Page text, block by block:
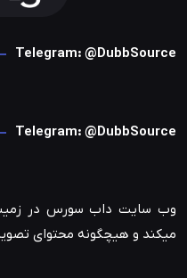
Telegram: @DubbSource
Telegram: @DubbSource
وب سایت داب سورس در
میکند و هیچگونه محتوای